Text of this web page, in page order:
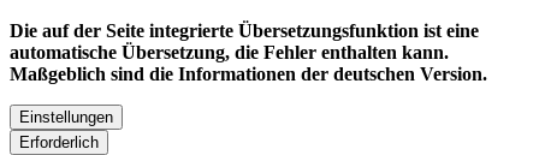
Die auf der Seite integrierte Übersetzungsfunktion ist eine
automatische Übersetzung, die Fehler enthalten kann.
Maßgeblich sind die Informationen der deutschen Version.
Einstellungen
Erforderlich